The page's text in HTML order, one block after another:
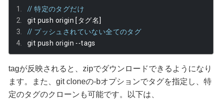
// 特定のタグだけ
git push origin [タグ名]
// プッシュされていない全てのタグ
git push origin --tags
tagが反映されると、zipでダウンロードできるようになり
ます。また、git cloneの-bオプションでタグを指定し、特
定のタグのクローンも可能です。以下は、